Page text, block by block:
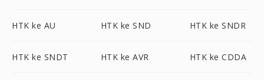
HTK ke AU HTK ke SND HTK ke SNDR
HTK ke SNDT HTK ke AVR HTK ke CDDA